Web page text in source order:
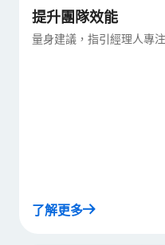
提升團隊效能
量身建議，指引經理人專
了解更多